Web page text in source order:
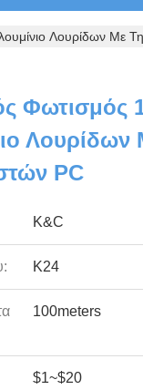
Λουρίδων Με
Φωτισμός
PC
K&C
K24
100meters
$1~$20